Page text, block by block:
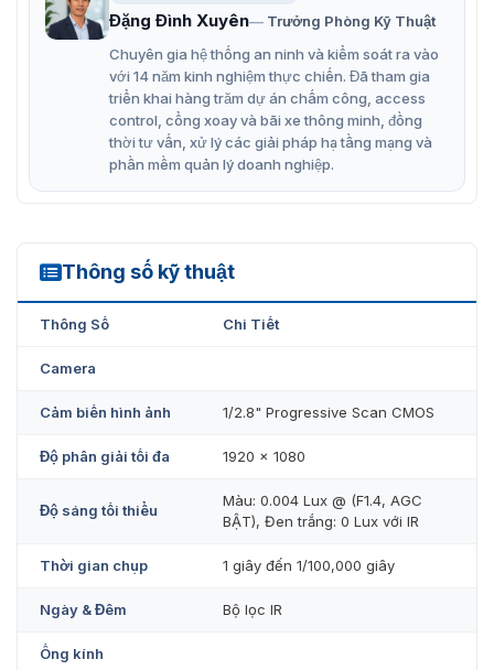
Đặng Đình Xuyên
Trưởng Phòng Kỹ Thuật
Chuyên gia hệ thống an ninh và kiểm soát ra vào
với 14 năm kinh nghiệm thực chiến. Đã tham gia
triển khai hàng trăm dự án chấm công, access
control, cổng xoay và bãi xe thông minh, đồng
thời tư vấn, xử lý các giải pháp hạ tầng mạng và
phần mềm quản lý doanh nghiệp.
Thông số kỹ thuật
DS-2CD3T23G1-I/4G
Thông Số Chi Tiết
Camera
Cảm biến hình ảnh 1/2.8" Progressive Scan CMOS
Độ phân giải tối đa 1920 × 1080
Độ sáng tối thiểu
Màu: 0.004 Lux @ (F1.4, AGC
BẬT), Đen trắng: 0 Lux với IR
Thời gian chụp 1 giây đến 1/100,000 giây
Ngày & Đêm Bộ lọc IR
Ống kính